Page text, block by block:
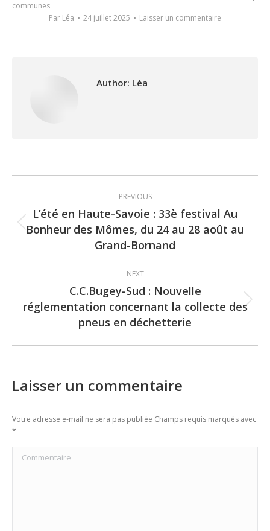
communes
Par Léa 24 juillet 2025 Laisser un commentaire
Author: Léa
navigation
PREVIOUS
Previous
post:
L’été en Haute-Savoie : 33è festival Au
Bonheur des Mômes, du 24 au 28 août au
Grand-Bornand
NEXT
Next
post:
C.C.Bugey-Sud : Nouvelle
réglementation concernant la collecte des
pneus en déchetterie
Laisser un commentaire
Votre adresse e-mail ne sera pas publiée Champs requis marqués avec
*
Commentaire